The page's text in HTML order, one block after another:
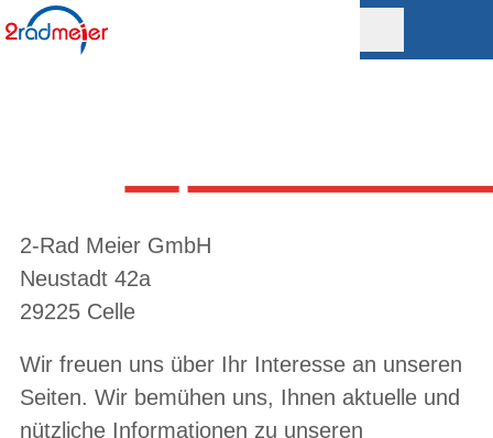
2-Rad Meier GmbH
Neustadt 42a
29225 Celle
Wir freuen uns über Ihr Interesse an unseren
Seiten. Wir bemühen uns, Ihnen aktuelle und
nützliche Informationen zu unseren